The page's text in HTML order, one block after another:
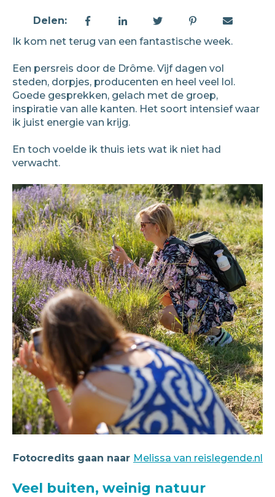
Delen:
Ik kom net terug van een fantastische week.
Een persreis door de Drôme. Vijf dagen vol
steden, dorpjes, producenten en heel veel lol.
Goede gesprekken, gelach met de groep,
inspiratie van alle kanten. Het soort intensief waar
ik juist energie van krijg.
En toch voelde ik thuis iets wat ik niet had
verwacht.
Fotocredits gaan naar Melissa van reislegende.nl
Veel buiten, weinig natuur